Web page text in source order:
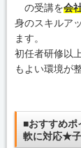
の受講を会
身のスキルア
ます。
初任者研修以
もよい環境が
■おすすめ
軟に対応★